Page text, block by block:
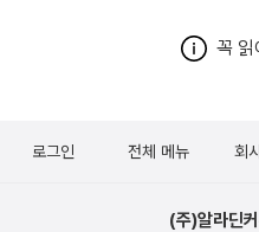
꼭 읽
로그인 전체 메뉴 회
(주)알라딘